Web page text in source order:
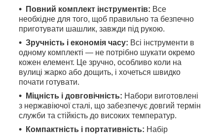
Повний комплект інструментів: Все
необхідне для того, щоб правильно та безпечно
приготувати шашлик, завжди під рукою.
Зручність і економія часу: Всі інструменти в
одному комплекті — не потрібно шукати окремо
кожен елемент. Це зручно, особливо коли на
вулиці жарко або дощить, і хочеться швидко
почати готувати.
Міцність і довговічність: Набори виготовлені
з нержавіючої сталі, що забезпечує довгий термін
служби та стійкість до високих температур.
Компактність і портативність: Набір